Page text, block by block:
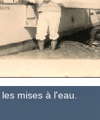
mises à l'eau.